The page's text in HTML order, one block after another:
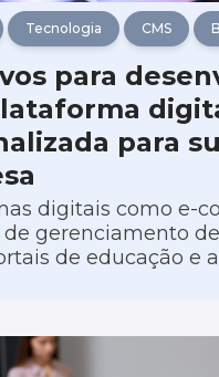
Tecnologia CMS
para
para
digitais como e-
gerenciamento
de educação e
vantagens